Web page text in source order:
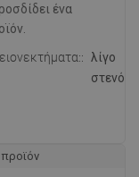
ένα
λίγο
στενό